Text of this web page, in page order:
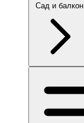
Сад и балкон